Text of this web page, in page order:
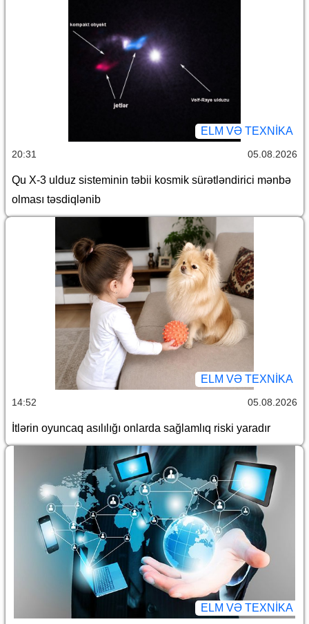
ELM VƏ TEXNIKA
20:31 05.08.2026
Qu X-3 ulduz sisteminin təbii kosmik sürətləndirici mənbə
olması təsdiqlənib
ELM VƏ TEXNIKA
14:52 05.08.2026
İtlərin oyuncaq asılılığı onlarda sağlamlıq riski yaradır
ELM VƏ TEXNIKA